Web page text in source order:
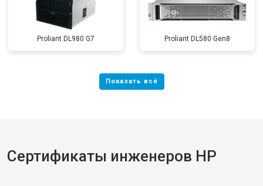
Proliant DL980 G7 Proliant DL580 Gen8
Сертификаты инженеров HP